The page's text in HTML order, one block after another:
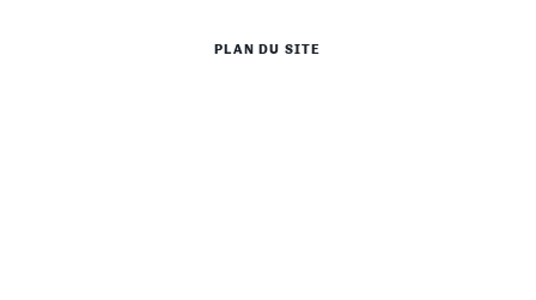
PLAN DU SITE